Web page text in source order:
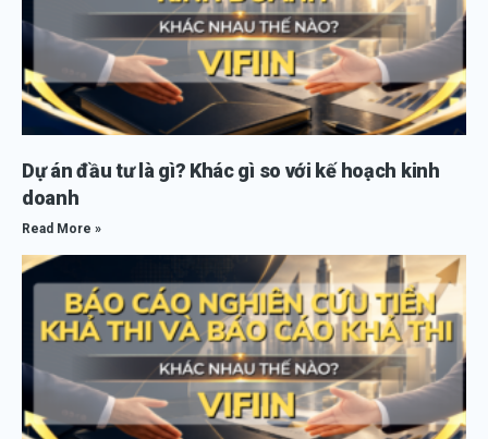
Dự án đầu tư là gì? Khác gì so với kế hoạch kinh
doanh
Read More »